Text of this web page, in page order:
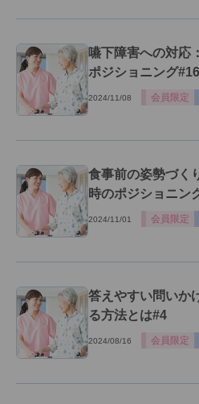
嚥下障害への対応
ポジショニング#16
2024/11/08 会員限定
食事前の姿勢づく
時のポジショニン
2024/11/01 会員限定
答えやすい問いか
る方法とは#4
2024/08/16 会員限定